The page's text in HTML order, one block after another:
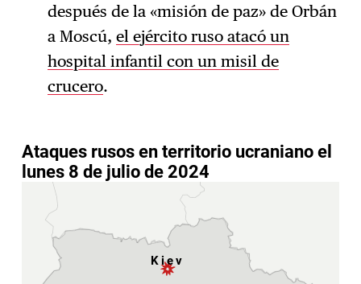
después de la «misión de paz» de Orbán
a Moscú, el ejército ruso atacó un
hospital infantil con un misil de
crucero.